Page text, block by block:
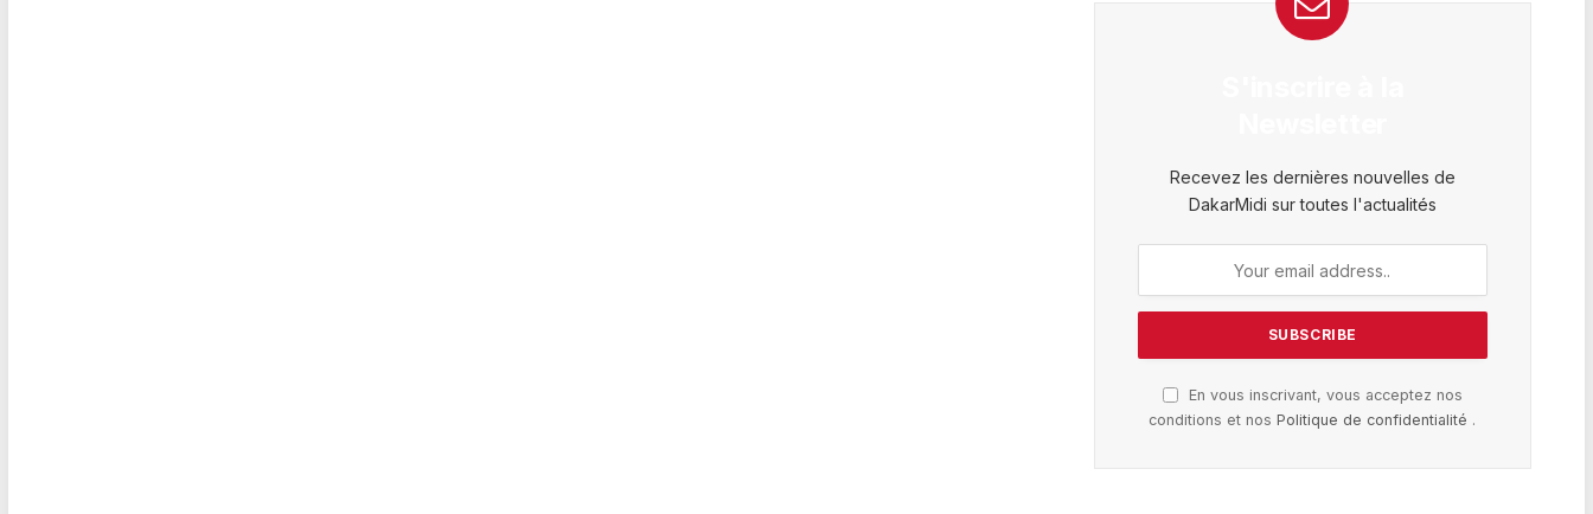
Recevez les dernières nouvelles de
DakarMidi sur toutes l'actualités
En vous inscrivant, vous acceptez nos
conditions et nosPolitique de confidentialité .